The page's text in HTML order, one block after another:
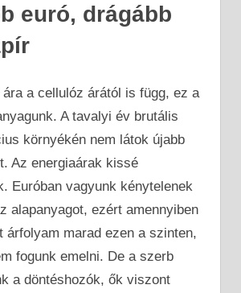
euró, drágább
ára a cellulóz árától is függ, ez a
A tavalyi év brutális
környékén nem látok újabb
Az energiaárak kissé
Euróban vagyunk kénytelenek
alapanyagot, ezért amennyiben
árfolyam marad ezen a szinten,
fogunk emelni. De a szerb
a döntéshozók, ők viszont